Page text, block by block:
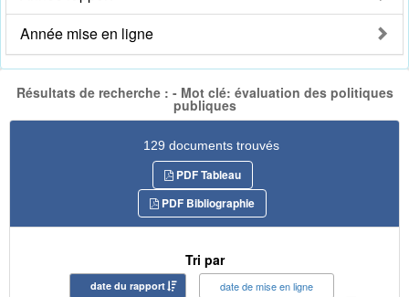
Année mise en ligne
Résultats de recherche : - Mot clé: évaluation des politiques
publiques
129 documents trouvés
PDF Tableau
PDF Bibliographie
Tri par
date du rapport date de mise en ligne